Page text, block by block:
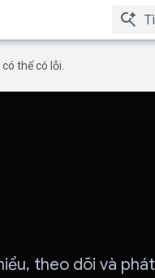
thể có lỗi.
theo dõi và